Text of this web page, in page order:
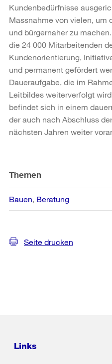
Kundenbedürfnisse
Massnahme von vielen, um
und bürgernaher zu
die 24 000 Mitarbeitenden
Kundenorientierung,
und permanent gefördert
Daueraufgabe, die im
Leitbildes weiterverfolgt
befindet sich in einem
der auch nach Abschluss
nächsten Jahren weiter
Informationen
Themen
Bauen Beratung
Seite drucken
Links